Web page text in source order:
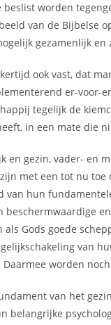
worden
van de Bijbelse
gezamenlijk
ook vast, dat
er-
tegelijk de
in een mate die
en gezin, vader-
met een tot nu
hun
Gods goede
van
worden
van het